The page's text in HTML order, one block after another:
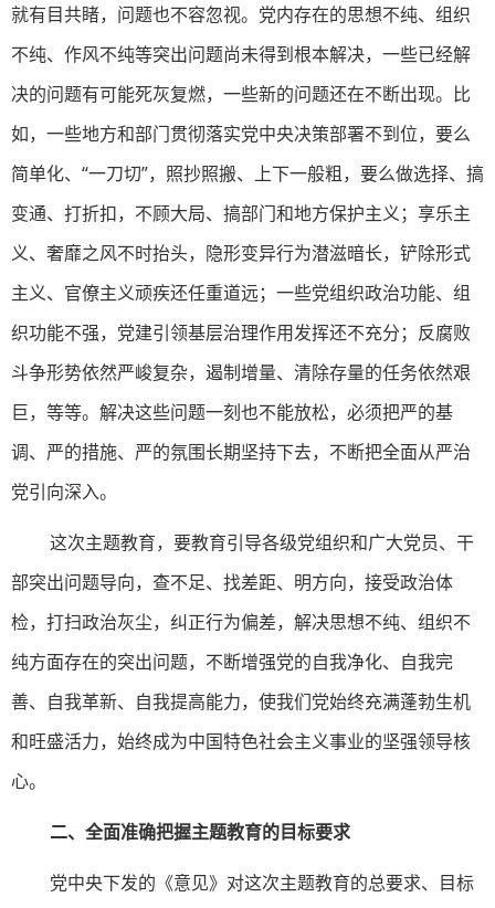
就有目共睹，问题也不容忽视。党内存在的思想不纯、组织
不纯、作风不纯等突出问题尚未得到根本解决，一些已经解
决的问题有可能死灰复燃，一些新的问题还在不断出现。比
如，一些地方和部门贯彻落实党中央决策部署不到位，要么
简单化、“一刀切”，照抄照搬、上下一般粗，要么做选择、搞
变通、打折扣，不顾大局、搞部门和地方保护主义；享乐主
义、奢靡之风不时抬头，隐形变异行为潜滋暗长，铲除形式
主义、官僚主义顽疾还任重道远；一些党组织政治功能、组
织功能不强，党建引领基层治理作用发挥还不充分；反腐败
斗争形势依然严峻复杂，遏制增量、清除存量的任务依然艰
巨，等等。解决这些问题一刻也不能放松，必须把严的基
调、严的措施、严的氛围长期坚持下去，不断把全面从严治
党引向深入。
这次主题教育，要教育引导各级党组织和广大党员、干
部突出问题导向，查不足、找差距、明方向，接受政治体
检，打扫政治灰尘，纠正行为偏差，解决思想不纯、组织不
纯方面存在的突出问题，不断增强党的自我净化、自我完
善、自我革新、自我提高能力，使我们党始终充满蓬勃生机
和旺盛活力，始终成为中国特色社会主义事业的坚强领导核
心。
二、全面准确把握主题教育的目标要求
党中央下发的《意见》对这次主题教育的总要求、目标